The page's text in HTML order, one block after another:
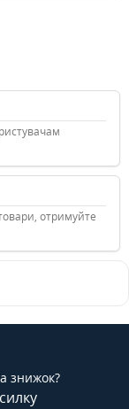
отримуйте
знижок?